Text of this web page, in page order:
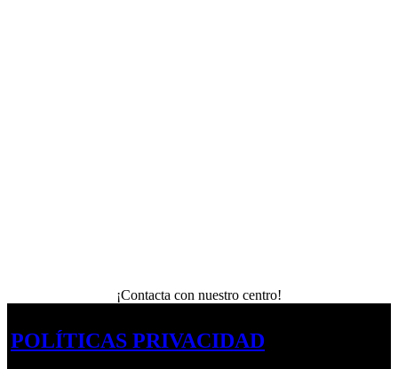
¡Contacta con nuestro centro!
POLÍTICAS PRIVACIDAD